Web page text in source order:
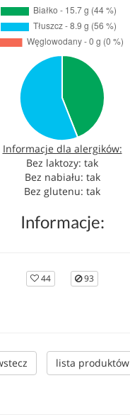
Informacje dla alergików:
Bez laktozy: tak
Bez nabiału: tak
Bez glutenu: tak
Informacje:
44 93
lista produktów